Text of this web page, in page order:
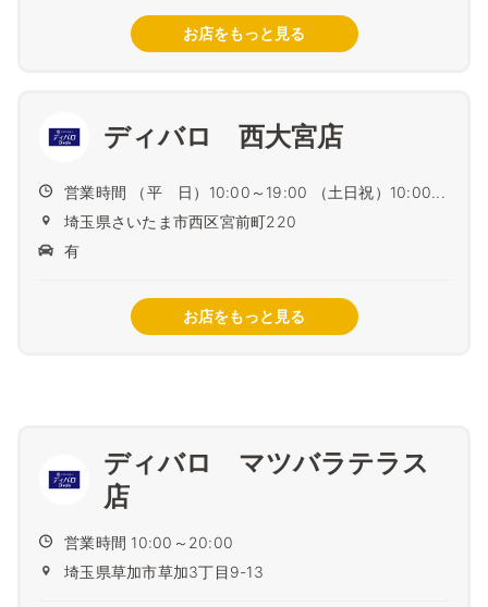
お店をもっと見る
ディバロ 西大宮店
営業時間 （平 日）10:00～19:00 （土日祝）10:00...
埼玉県さいたま市西区宮前町220
有
お店をもっと見る
ディバロ マツバラテラス
店
営業時間 10:00～20:00
埼玉県草加市草加3丁目9-13